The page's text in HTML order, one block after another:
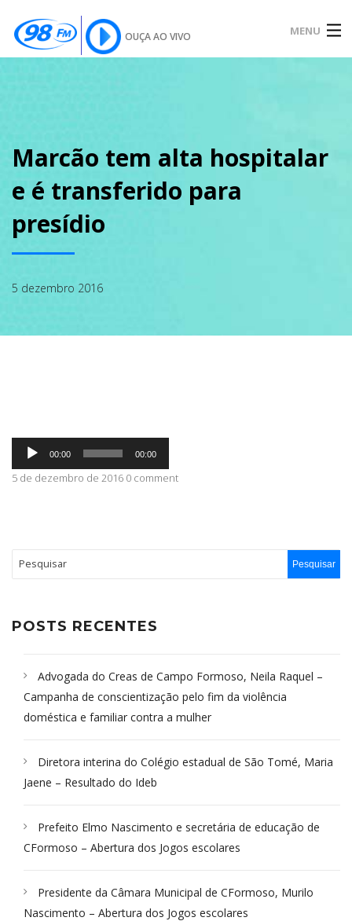
OUÇA AO VIVO MENU
SOBRE
CONTATO
Marcão tem alta hospitalar
e é transferido para
presídio
5 dezembro 2016
Tocador
áudio
00:00 00:00
5 de dezembro de 2016 0 comment
POSTS RECENTES
Advogada do Creas de Campo Formoso, Neila Raquel –
Campanha de conscientização pelo fim da violência
doméstica e familiar contra a mulher
Diretora interina do Colégio estadual de São Tomé, Maria
Jaene – Resultado do Ideb
Prefeito Elmo Nascimento e secretária de educação de
CFormoso – Abertura dos Jogos escolares
Presidente da Câmara Municipal de CFormoso, Murilo
Nascimento – Abertura dos Jogos escolares